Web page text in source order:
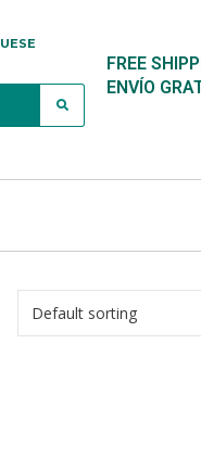
FREE
ENVÍO